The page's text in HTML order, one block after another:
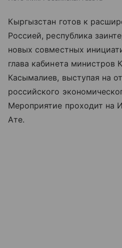
Кыргызстан готов к
Россией, республика
новых совместных
глава кабинета министров
Касымалиев, выступая на
российского
Мероприятие проходит на
Ате.